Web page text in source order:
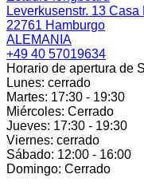
Leverkusenstr. 13 Casa
22761 Hamburgo
ALEMANIA
+49 40 57019634
Horario de apertura de
Lunes: cerrado
Martes: 17:30 - 19:30
Miércoles: Cerrado
Jueves: 17:30 - 19:30
Viernes: cerrado
Sábado: 12:00 - 16:00
Domingo: Cerrado